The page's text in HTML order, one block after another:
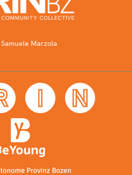
Samuele Marzola